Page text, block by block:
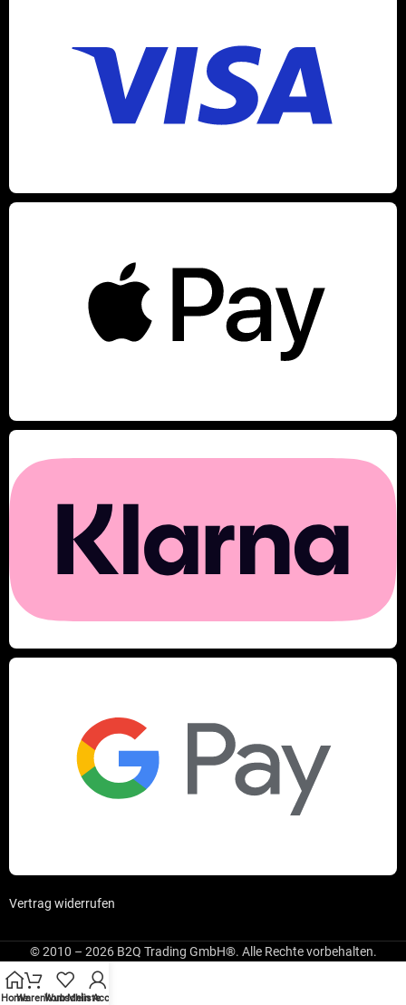
Vertrag widerrufen
© 2010 – 2026 B2Q Trading GmbH®. Alle Rechte vorbehalten.
HomeWarenkorbWunschliste
Mein Account